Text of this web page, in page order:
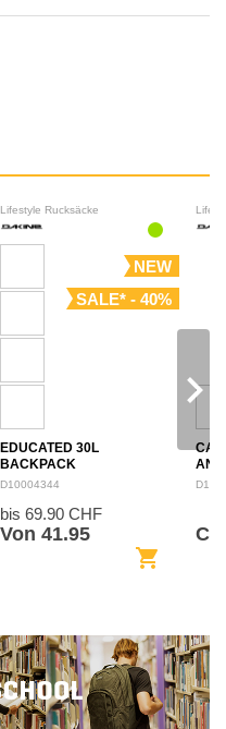
Lifestyle Rucksäcke
NEW
SALE* - 40%
EDUCATED 30L
BACKPACK
D10004344
bis 69.90 CHF
Von 41.95
shopping_cart
navigate_next